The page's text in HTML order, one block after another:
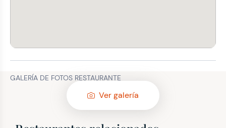
GALERÍA DE FOTOS RESTAURANTE
Ver galería